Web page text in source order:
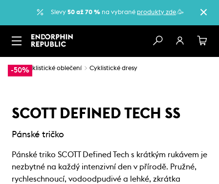
Slevy 50 až 70 % na vybrané produkty zde.🥳
-50%
… Cyklistické oblečení Cyklistické dresy
SCOTT DEFINED TECH SS
Pánské tričko
Pánské triko SCOTT Defined Tech s krátkým rukávem je
nezbytné na každý intenzivní den v přírodě. Pružné,
rychleschnoucí, vodoodpudivé a lehké, zkrátka